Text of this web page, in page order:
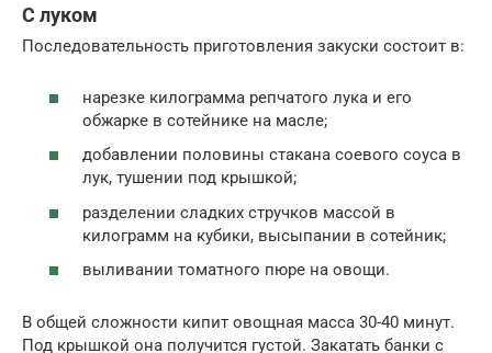
С луком
Последовательность приготовления закуски состоит в:
нарезке килограмма репчатого лука и его
обжарке в сотейнике на масле;
добавлении половины стакана соевого соуса в
лук, тушении под крышкой;
разделении сладких стручков массой в
килограмм на кубики, высыпании в сотейник;
выливании томатного пюре на овощи.
В общей сложности кипит овощная масса 30-40 минут.
Под крышкой она получится густой. Закатать банки с